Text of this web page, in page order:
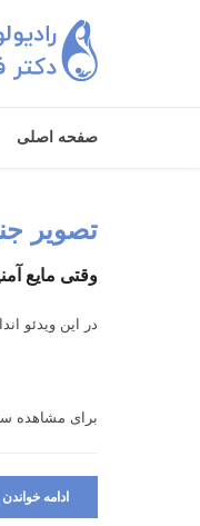
صفحه اصلی
تصویر
وقتی مایع
در این ویدئو
برای مشاهده
ادامه خواندن